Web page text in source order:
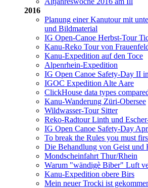
2016
Planung einer Kanutour mit
und Bildmaterial
IG Open-Canoe Herbst-Tour
Kanu-Reko Tour von
Kanu-Expedition auf den Toce
Alpenrhein-Expedition
IG Open Canoe Safety-Day II
IGOC Expedition Alte Aare
ClickHouse data types
Kanu-Wanderung Züri-Obersee
Wildwasser-Tour Sitter
Reko-Radtour Linth und
IG Open Canoe Safety-Day
To break the Rules you must
Die Behandlung von Geist und
Mondscheinfahrt Thur/Rhein
Warum "wändigè Biber" Luft
Kanu-Expedition obere Birs
Mein neuer Trocki ist